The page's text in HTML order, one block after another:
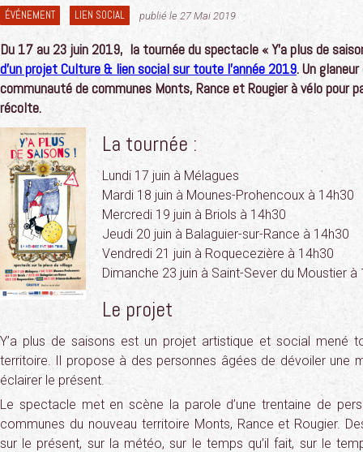
ÉVÉNEMENT LIEN SOCIAL publié le 27 Mai 2019
Du 17 au 23 juin 2019, la tournée du spectacle « Y’a plus de
d’un projet Culture & lien social sur toute l’année 2019.Un
communauté de communes Monts, Rance et Rougier à vélo pour
récolte.
La tournée :
Lundi 17 juin à Mélagues
Mardi 18 juin à Mounes-Prohencoux à 14h30
Mercredi 19 juin à Briols à 14h30
Jeudi 20 juin à Balaguier-sur-Rance à 14h30
Vendredi 21 juin à Roquecezière à 14h30
Dimanche 23 juin à Saint-Sever du Moustier à
Le projet
Y’a plus de saisons est un projet artistique et social mené
territoire. Il propose à des personnes âgées de dévoiler une
éclairer le présent.
Le spectacle met en scène la parole d’une trentaine de
communes du nouveau territoire Monts, Rance et Rougier.
sur le présent, sur la météo, sur le temps qu’il fait, sur le